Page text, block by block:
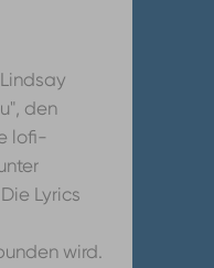
den
lofi-
Lyrics
wird.